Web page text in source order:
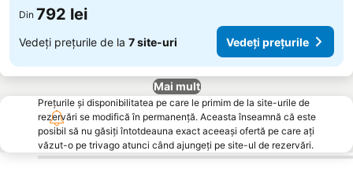
Din 792 lei
Vedeți prețurile de la 7 site-uri Vedeți prețurile
Mai mult
Prețurile și disponibilitatea pe care le primim de la site-urile de
rezervări se modifică în permanență. Aceasta înseamnă că este
posibil să nu găsiți întotdeauna exact aceeași ofertă pe care ați
văzut-o pe trivago atunci când ajungeți pe site-ul de rezervări.